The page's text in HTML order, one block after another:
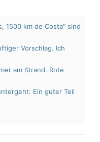
1500 km de Costa" sind
Vorschlag. Ich
am Strand. Rote
Ein guter Teil